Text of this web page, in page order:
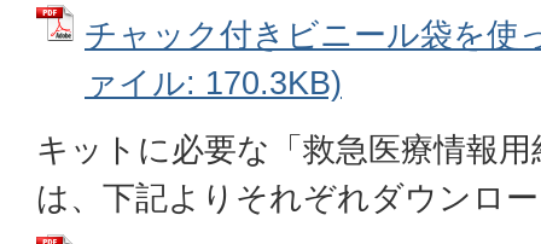
チャック付きビニール袋を使
ァイル: 170.3KB)
キットに必要な「救急医療情報
は、下記よりそれぞれダウンロ